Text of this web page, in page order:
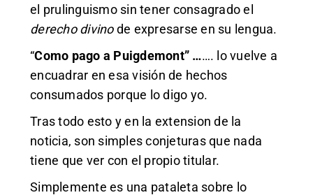
el prulinguismo sin tener consagrado el
derecho divinode expresarse en su lengua.
“Como pago a Puigdemont” ……. lo vuelve a
encuadrar en esa visión de hechos
consumados porque lo digo yo.
Tras todo esto y en la extension de la
noticia, son simples conjeturas que nada
tiene que ver con el propio titular.
Simplemente es una pataleta sobre lo